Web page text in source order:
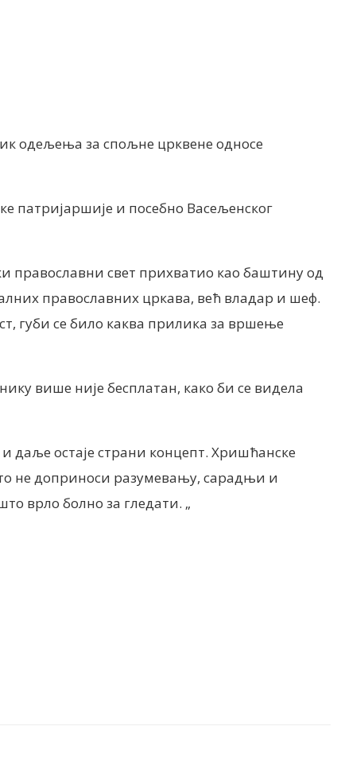
одељења за спољне црквене односе
патријаршије и посебно Васељенског
православни свет прихватио као баштину од
православних цркава, већ владар и шеф.
губи се било каква прилика за вршење
више није бесплатан, како би се видела
даље остаје страни концепт. Хришћанске
не доприноси разумевању, сарадњи и
врло болно за гледати. „